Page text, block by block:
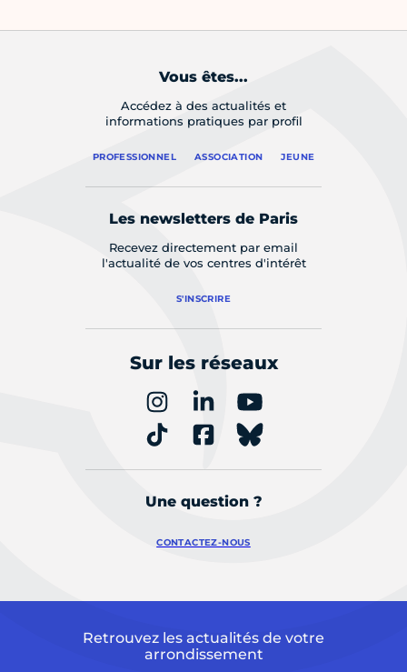
Vous êtes...
Accédez à des actualités et
informations pratiques par profil
PROFESSIONNEL ASSOCIATION JEUNE
Les newsletters de Paris
Recevez directement par email
l'actualité de vos centres d'intérêt
S'INSCRIRE
Sur les réseaux
Une question ?
CONTACTEZ-NOUS
Retrouvez les actualités de votre
arrondissement